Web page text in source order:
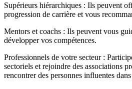
Supérieurs hiérarchiques : Ils peuvent
progression de carrière et vous
Mentors et coachs : Ils peuvent vous
développer vos compétences.
Professionnels de votre secteur :
sectoriels et rejoindre des associations
rencontrer des personnes influentes